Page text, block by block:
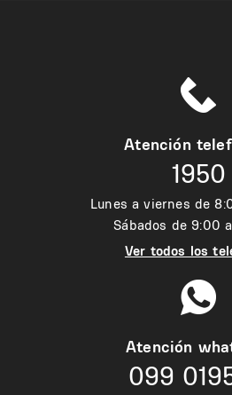
Atención
1950
Lunes a viernes de
Sábados de 9:00
Ver todos los
Atención
099